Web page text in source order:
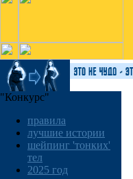
"Конкурс"
правила
лучшие истории
шейпинг 'тонких'
тел
2025 год